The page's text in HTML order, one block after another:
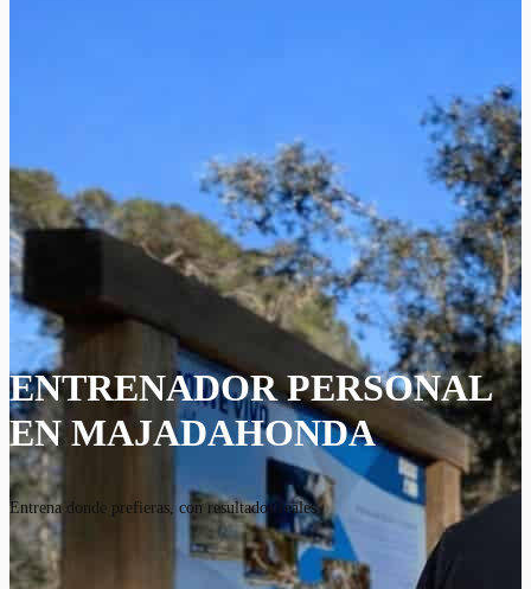
ENTRENADOR PERSONAL
EN MAJADAHONDA
Entrena donde prefieras, con resultados reales